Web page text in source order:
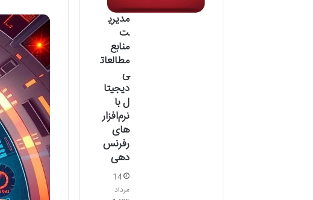
مدیری
ت
منابع
مطالعات
ی
دیجیتا
ل با
نرم‌افزار
های
رفرنس‌
دهی
14
مرداد